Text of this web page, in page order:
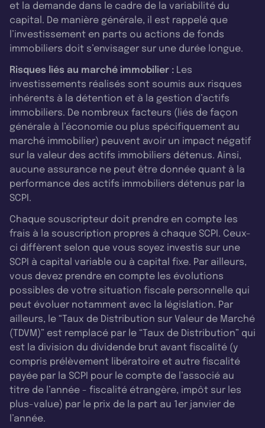
et la demande dans le cadre de la variabilité du
capital. De manière générale, il est rappelé que
l’investissement en parts ou actions de fonds
immobiliers doit s’envisager sur une durée longue.
Risques liés au marché immobilier : Les
investissements réalisés sont soumis aux risques
inhérents à la détention et à la gestion d’actifs
immobiliers. De nombreux facteurs (liés de façon
générale à l’économie ou plus spécifiquement au
marché immobilier) peuvent avoir un impact négatif
sur la valeur des actifs immobiliers détenus. Ainsi,
aucune assurance ne peut être donnée quant à la
performance des actifs immobiliers détenus par la
SCPI.
Chaque souscripteur doit prendre en compte les
frais à la souscription propres à chaque SCPI. Ceux-
ci diffèrent selon que vous soyez investis sur une
SCPI à capital variable ou à capital fixe. Par ailleurs,
vous devez prendre en compte les évolutions
possibles de votre situation fiscale personnelle qui
peut évoluer notamment avec la législation. Par
ailleurs, le “Taux de Distribution sur Valeur de Marché
(TDVM)” est remplacé par le “Taux de Distribution” qui
est la division du dividende brut avant fiscalité (y
compris prélèvement libératoire et autre fiscalité
payée par la SCPI pour le compte de l’associé au
titre de l’année - fiscalité étrangère, impôt sur les
plus-value) par le prix de la part au 1er janvier de
l’année.